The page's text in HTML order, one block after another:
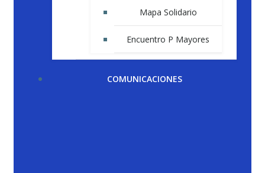
Mapa Solidario
Encuentro P Mayores
COMUNICACIONES